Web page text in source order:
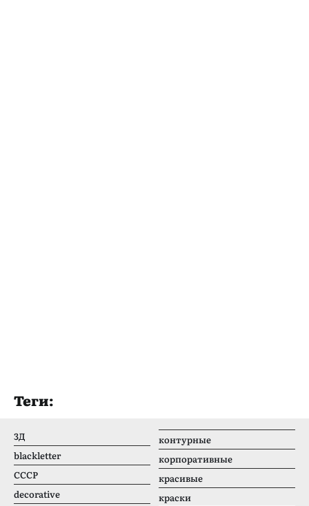
Теги:
3Д
blackletter
CCCР
decorative
контурные
корпоративные
красивые
краски